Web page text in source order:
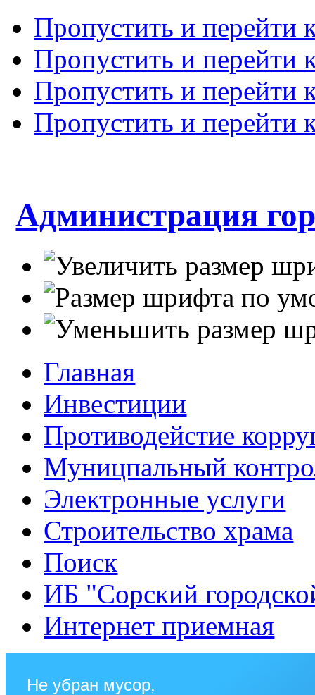
Пропустить и перейти
Пропустить и перейти
Пропустить и перейти
Пропустить и перейти
Администрация
Главная
Инвестиции
Противодейстие
Муницпальный
Электронные услуги
Строительство храма
Поиск
ИБ "Сорский
Интернет приемная
Не убран мусор,